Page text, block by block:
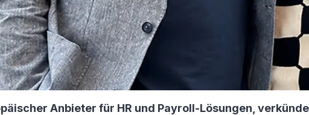
Anbieter für HR und Payroll-Lösungen,